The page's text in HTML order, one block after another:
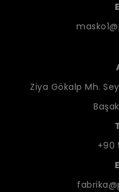
Ziya Gökalp Mh.
+90